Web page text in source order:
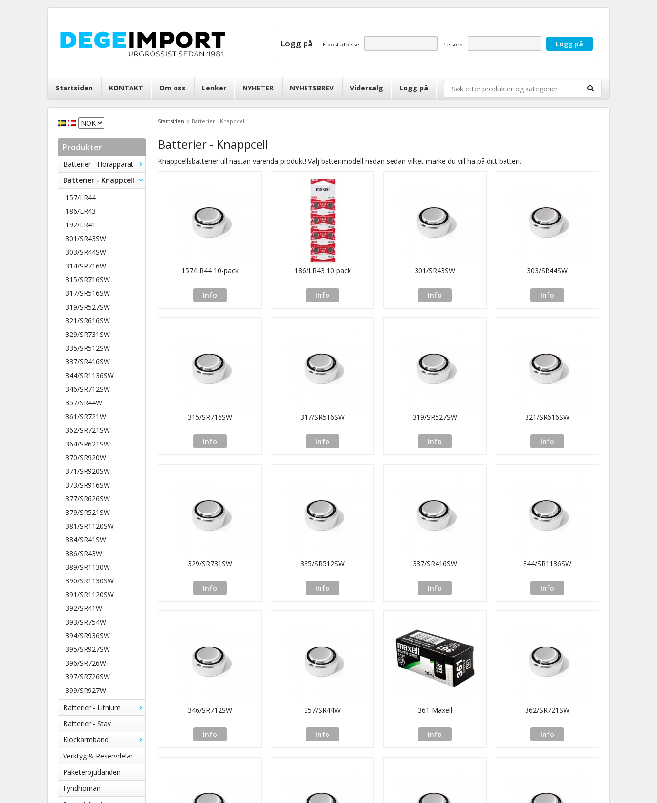
Logg på E-postadresse Passord
Startsiden KONTAKT Om oss Lenker NYHETER NYHETSBREV Vidersalg Logg på
Produkter
Batterier - Hörapparat
Batterier - Knappcell
157/LR44
186/LR43
192/LR41
301/SR43SW
303/SR44SW
314/SR716W
315/SR716SW
317/SR516SW
319/SR527SW
321/SR616SW
329/SR731SW
335/SR512SW
337/SR416SW
344/SR1136SW
346/SR712SW
357/SR44W
361/SR721W
362/SR721SW
364/SR621SW
370/SR920W
371/SR920SW
373/SR916SW
377/SR626SW
379/SR521SW
381/SR1120SW
384/SR41SW
386/SR43W
389/SR1130W
390/SR1130SW
391/SR1120SW
392/SR41W
393/SR754W
394/SR936SW
395/SR927SW
396/SR726W
397/SR726SW
399/SR927W
Batterier - Lithium
Batterier - Stav
Klockarmband
Verktyg & Reservdelar
Paketerbjudanden
Fyndhörnan
Startsiden Batterier - Knappcell
Batterier - Knappcell
Knappcellsbatterier till nästan varenda produkt! Välj batterimodell nedan sedan vilket märke du vill ha på ditt batteri.
157/LR44 10-pack
Info
186/LR43 10 pack
Info
301/SR43SW
Info
303/SR44SW
Info
315/SR716SW
Info
317/SR516SW
Info
319/SR527SW
Info
321/SR616SW
Info
329/SR731SW
Info
335/SR512SW
Info
337/SR416SW
Info
344/SR1136SW
Info
346/SR712SW
Info
357/SR44W
Info
361 Maxell
Info
362/SR721SW
Info